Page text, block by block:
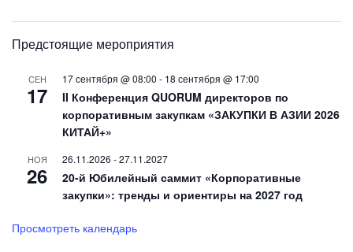
Предстоящие мероприятия
СЕН
17
17 сентября @ 08:00 - 18 сентября @ 17:00
II Конференция QUORUM директоров по
корпоративным закупкам «ЗАКУПКИ В АЗИИ 2026
КИТАЙ+»
НОЯ
26
26.11.2026 -27.11.2027
20-й Юбилейный саммит «Корпоративные
закупки»: тренды и ориентиры на 2027 год
Просмотреть календарь